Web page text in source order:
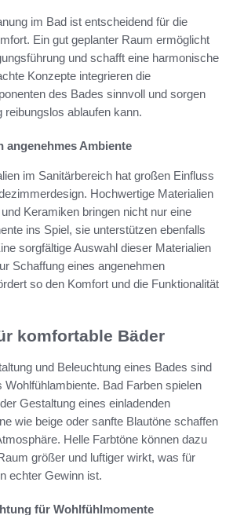
im Bad ist entscheidend für die
Ein gut geplanter Raum ermöglicht
und schafft eine harmonische
Konzepte integrieren die
des Bades sinnvoll und sorgen
reibungslos ablaufen kann.
angenehmes Ambiente
im Sanitärbereich hat großen Einfluss
Hochwertige Materialien
Keramiken bringen nicht nur eine
ins Spiel, sie unterstützen ebenfalls
sorgfältige Auswahl dieser Materialien
Schaffung eines angenehmen
so den Komfort und die Funktionalität
komfortable Bäder
und Beleuchtung eines Bades sind
Wohlfühlambiente. Bad Farben spielen
Gestaltung eines einladenden
wie beige oder sanfte Blautöne schaffen
Helle Farbtöne können dazu
größer und luftiger wirkt, was für
echter Gewinn ist.
für Wohlfühlmomente